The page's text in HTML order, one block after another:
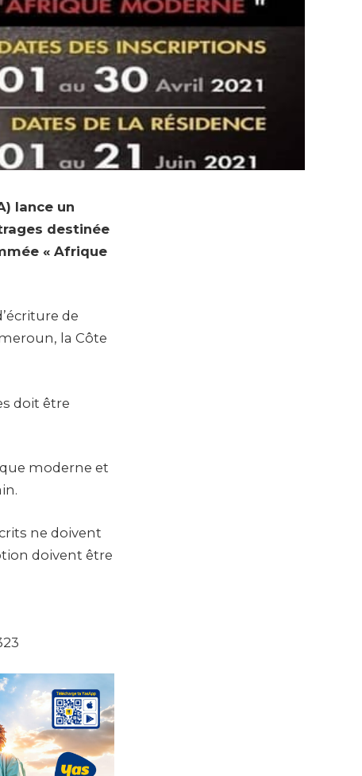
lance un
destinée
« Afrique
de
la Côte
doit être
moderne et
ne doivent
doivent être